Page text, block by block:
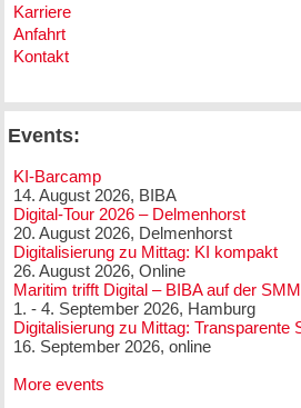
Karriere
Anfahrt
Kontakt
Events:
KI-Barcamp
14. August 2026, BIBA
Digital-Tour 2026 – Delmenhorst
20. August 2026, Delmenhorst
Digitalisierung zu Mittag: KI kompakt
26. August 2026, Online
Maritim trifft Digital – BIBA auf der
1. - 4. September 2026, Hamburg
Digitalisierung zu Mittag: Transparente
16. September 2026, online
More events